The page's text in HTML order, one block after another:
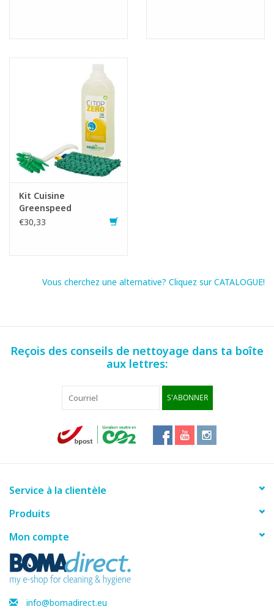
Kit Cuisine
Greenspeed
€30,33
Vous cherchez une alternative? Cliquez sur CATALOGUE!
Reçois des conseils de nettoyage dans ta boîte
aux lettres:
S'ABONNER
Service à la clientèle
Produits
Mon compte
info@bomadirect.eu